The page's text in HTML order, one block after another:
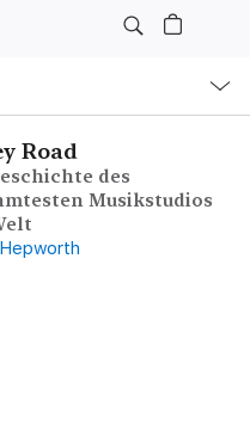
Road
des
Musikstudios